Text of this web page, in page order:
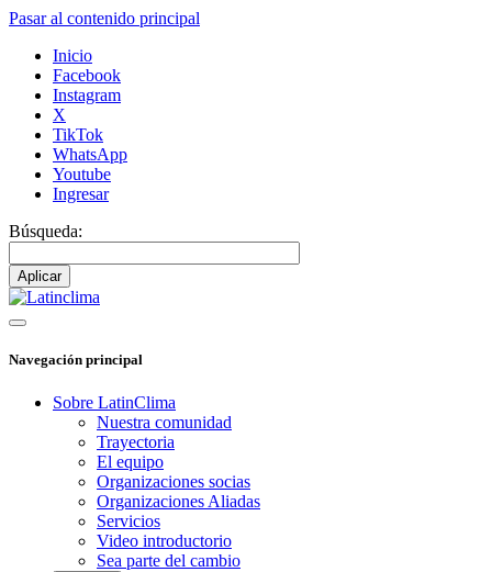
Pasar al contenido principal
Inicio
Facebook
Instagram
X
TikTok
WhatsApp
Youtube
Ingresar
Búsqueda:
Navegación principal
Sobre LatinClima
Nuestra comunidad
Trayectoria
El equipo
Organizaciones socias
Organizaciones Aliadas
Servicios
Video introductorio
Sea parte del cambio